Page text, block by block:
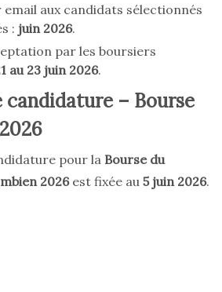
aux candidats sélectionnés
: juin 2026.
par les boursiers
au 23 juin 2026.
– Bourse
pour la Bourse du
2026est fixée au 5 juin 2026.